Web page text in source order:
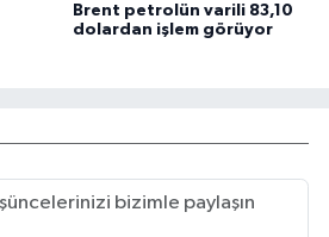
Brent petrolün varili 83,10
dolardan işlem görüyor